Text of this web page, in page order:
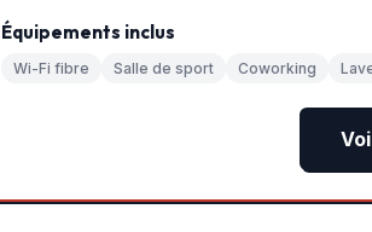
Équipements inclus
Wi-Fi fibre Salle de sport Coworking